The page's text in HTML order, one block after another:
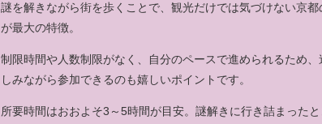
謎を解きながら街を歩くことで、観光だけでは気づけない京
が最大の特徴。
制限時間や人数制限がなく、自分のペースで進められるため
しみながら参加できるのも嬉しいポイントです。
所要時間はおおよそ3～5時間が目安。謎解きに行き詰まった